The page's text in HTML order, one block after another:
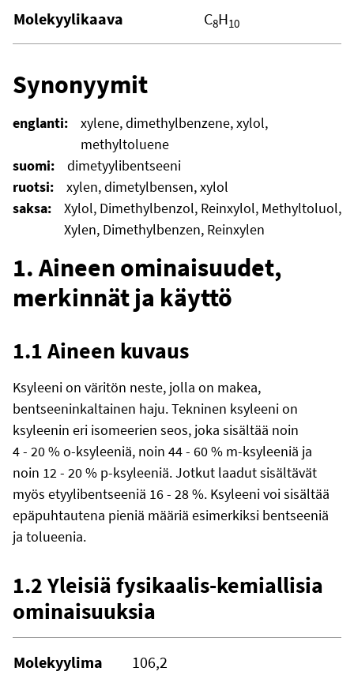
Molekyylikaava C8H10
Synonyymit
englanti:
xylene, dimethylbenzene, xylol,
methyltoluene
suomi:
dimetyylibentseeni
ruotsi:
xylen, dimetylbensen, xylol
saksa:
Xylol, Dimethylbenzol, Reinxylol, Methyltoluol,
Xylen, Dimethylbenzen, Reinxylen
1. Aineen ominaisuudet,
merkinnät ja käyttö
1.1 Aineen kuvaus
Ksyleeni on väritön neste, jolla on makea,
bentseeninkaltainen haju. Tekninen ksyleeni on
ksyleenin eri isomeerien seos, joka sisältää noin
4 - 20 % o-ksyleeniä, noin 44 - 60 % m-ksyleeniä ja
noin 12 - 20 % p-ksyleeniä. Jotkut laadut sisältävät
myös etyylibentseeniä 16 - 28 %. Ksyleeni voi sisältää
epäpuhtautena pieniä määriä esimerkiksi bentseeniä
ja tolueenia.
1.2 Yleisiä fysikaalis-kemiallisia
ominaisuuksia
Molekyylima
106,2